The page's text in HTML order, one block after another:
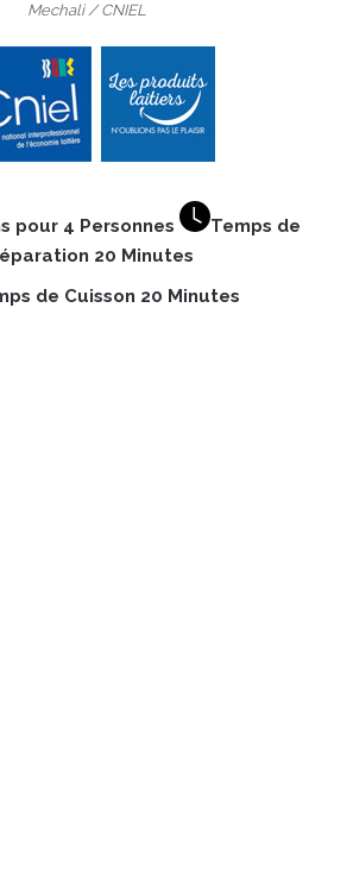
Mechali / CNIEL
pour 4 Personnes
Temps de
20 Minutes
de Cuisson 20 Minutes